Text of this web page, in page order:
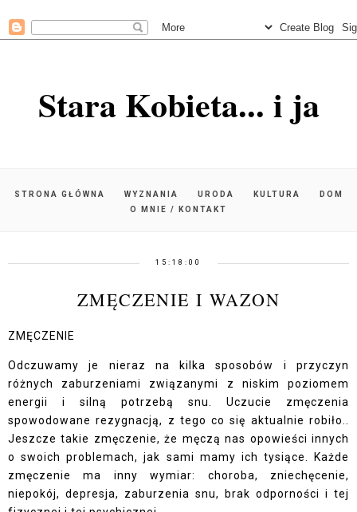
Stara Kobieta... i ja
STRONA GŁÓWNA WYZNANIA URODA KULTURA
DOM
O MNIE / KONTAKT
15:18:00
ZMĘCZENIE I WAZON
ZMĘCZENIE
Odczuwamy je nieraz na kilka sposobów i przyczyn
różnych zaburzeniami związanymi z niskim poziomem
energii i silną potrzebą snu. Uczucie zmęczenia
spowodowane rezygnacją, z tego co się aktualnie robiło..
Jeszcze takie zmęczenie, że męczą nas opowieści innych
o swoich problemach, jak sami mamy ich tysiące. Każde
zmęczenie ma inny wymiar: choroba, zniechęcenie,
niepokój, depresja, zaburzenia snu, brak odporności i tej